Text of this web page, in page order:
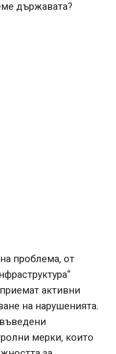
държавата?
проблема, от
активни
на нарушенията.
мерки, които